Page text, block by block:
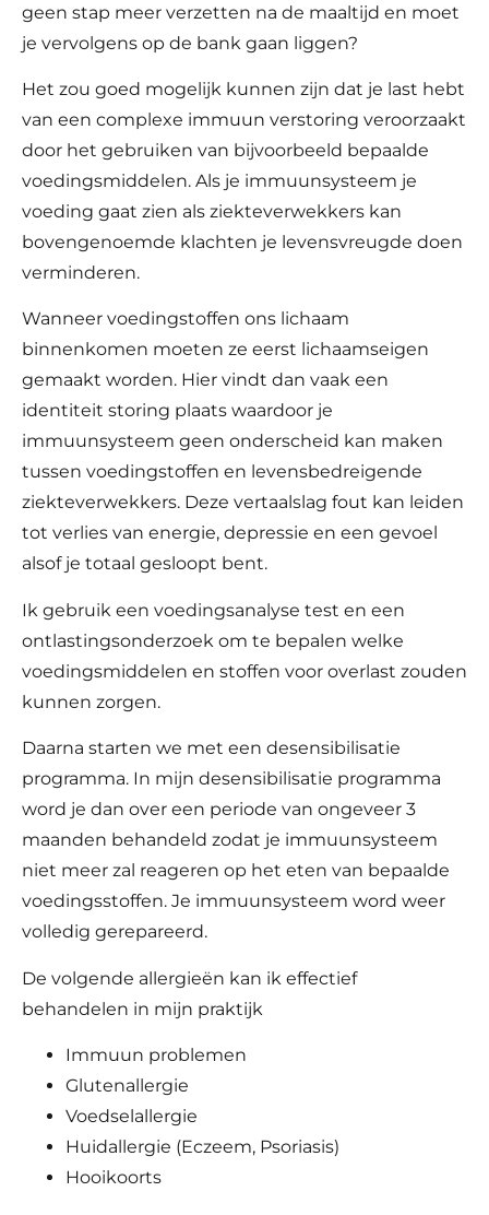
geen stap meer verzetten na de maaltijd en moet
je vervolgens op de bank gaan liggen?
Het zou goed mogelijk kunnen zijn dat je last hebt
van een complexe immuun verstoring veroorzaakt
door het gebruiken van bijvoorbeeld bepaalde
voedingsmiddelen. Als je immuunsysteem je
voeding gaat zien als ziekteverwekkers kan
bovengenoemde klachten je levensvreugde doen
verminderen.
Wanneer voedingstoffen ons lichaam
binnenkomen moeten ze eerst lichaamseigen
gemaakt worden. Hier vindt dan vaak een
identiteit storing plaats waardoor je
immuunsysteem geen onderscheid kan maken
tussen voedingstoffen en levensbedreigende
ziekteverwekkers. Deze vertaalslag fout kan leiden
tot verlies van energie, depressie en een gevoel
alsof je totaal gesloopt bent.
Ik gebruik een voedingsanalyse test en een
ontlastingsonderzoek om te bepalen welke
voedingsmiddelen en stoffen voor overlast zouden
kunnen zorgen.
Daarna starten we met een desensibilisatie
programma. In mijn desensibilisatie programma
word je dan over een periode van ongeveer 3
maanden behandeld zodat je immuunsysteem
niet meer zal reageren op het eten van bepaalde
voedingsstoffen. Je immuunsysteem word weer
volledig gerepareerd.
De volgende allergieën kan ik effectief
behandelen in mijn praktijk
Immuun problemen
Glutenallergie
Voedselallergie
Huidallergie (Eczeem, Psoriasis)
Hooikoorts